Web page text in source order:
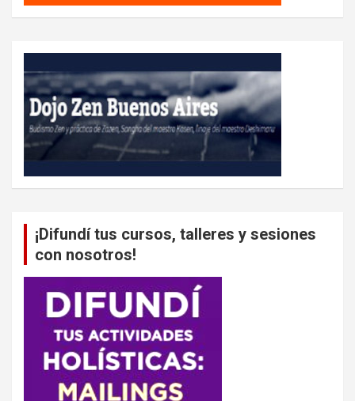
¡Difundí tus cursos, talleres y sesiones
con nosotros!